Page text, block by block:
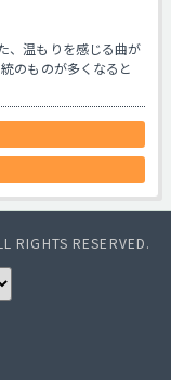
、温もりを感じる曲が
のものが多くなると
RIGHTS RESERVED.